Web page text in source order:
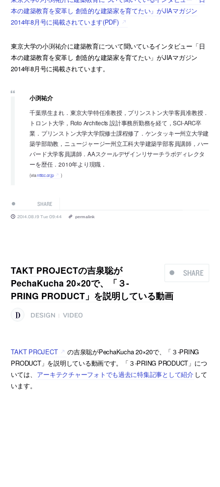
本の建築教育を変革し 創造的な建築家を育てたい」がJIAマガジン
2014年8月号に掲載されています(PDF)
東京大学の小渕祐介に建築教育について聞いているインタビュー「日
本の建築教育を変革し 創造的な建築家を育てたい」がJIAマガジン
2014年8月号に掲載されています。
小渕祐介
千葉県生まれ．東京大学特任准教授，プリンストン大学客員准教授．
トロント大学，Roto Architects 設計事務所勤務を経て，SCI-ARC卒
業．プリンストン大学大学院修士課程修了．ケンタッキー州立大学建
築学部助教，ニュージャージー州立工科大学建築学部客員講師，ハー
バード大学客員講師．AAスクールデザインリサーチラボディレクタ
ーを歴任．2010年より現職．
(viantticc.or.jp )
SHARE
2014.08.19 Tue 09:44 permalink
SHARE
TAKT PROJECTの吉泉聡が
PechaKucha 20×20で、「３-
PRING PRODUCT」を説明している動画
DESIGN VIDEO
TAKT PROJECT
の吉泉聡がPechaKucha 20×20で、「３-PRING
PRODUCT」を説明している動画です。「３-PRING PRODUCT」につ
いては、
アーキテクチャーフォトでも過去に特集記事として紹介 して
います。